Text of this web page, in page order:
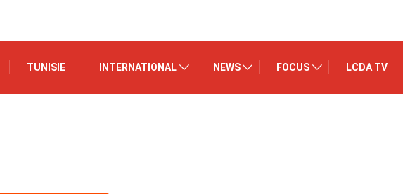
TUNISIE INTERNATIONAL NEWS FOCUS LCDA TV